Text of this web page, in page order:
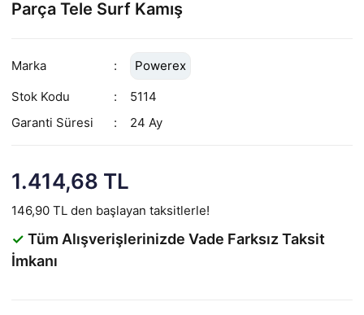
Parça Tele Surf Kamış
Marka
Powerex
Stok Kodu
5114
Garanti Süresi
24 Ay
1.414,68 TL
146,90 TL den başlayan taksitlerle!
✓ Tüm Alışverişlerinizde Vade Farksız Taksit
İmkanı